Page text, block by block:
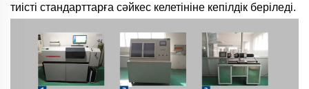
тиісті стандарттарға сәйкес келетініне кепілдік беріледі.